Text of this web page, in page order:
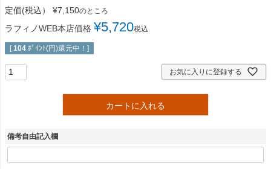
定価(税込） ¥7,150のところ
ラフィノWEB本店価格 ¥5,720税込
[ 104 ﾎﾟｲﾝﾄ(円)還元中！]
お気に入りに登録する
カートに入れる
備考自由記入欄